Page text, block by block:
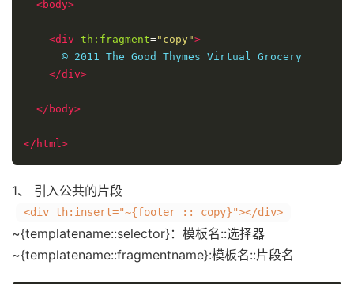
<body>
<div th:fragment="copy">
      © 2011 The Good Thymes Virtual Grocery
</div>
</body>
</html>
1、 引入公共的片段
<div th:insert="~{footer :: copy}"></div>
~{templatename::selector}：模板名::选择器
~{templatename::fragmentname}:模板名::片段名